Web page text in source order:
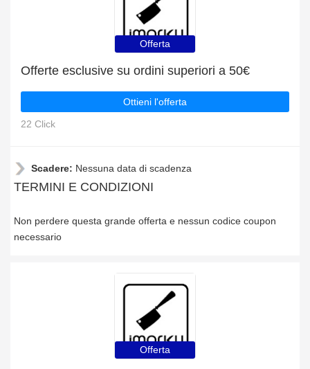
Offerta
Offerte esclusive su ordini superiori a 50€
Ottieni l'offerta
22 Click
Scadere: Nessuna data di scadenza
TERMINI E CONDIZIONI
Non perdere questa grande offerta e nessun codice coupon
necessario
Offerta